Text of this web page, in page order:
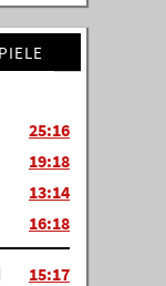
25:16
19:18
13:14
16:18
15:17